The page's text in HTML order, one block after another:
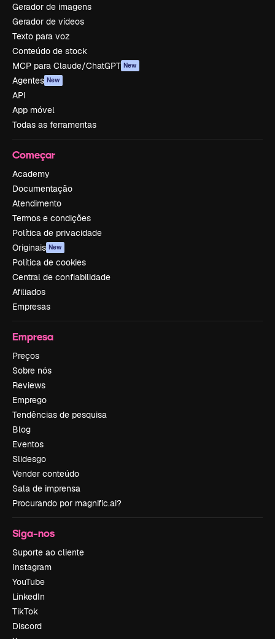
Gerador de imagens
Gerador de vídeos
Texto para voz
Conteúdo de stock
MCP para Claude/ChatGPT New
Agentes New
API
App móvel
Todas as ferramentas
Começar
Academy
Documentação
Atendimento
Termos e condições
Política de privacidade
Originais New
Política de cookies
Central de confiabilidade
Afiliados
Empresas
Empresa
Preços
Sobre nós
Reviews
Emprego
Tendências de pesquisa
Blog
Eventos
Slidesgo
Vender conteúdo
Sala de imprensa
Procurando por magnific.ai?
Siga-nos
Suporte ao cliente
Instagram
YouTube
LinkedIn
TikTok
Discord